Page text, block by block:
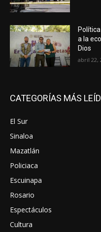
a la
Dios
abril 22,
CATEGORÍAS MÁS
El Sur
Sinaloa
Mazatlán
Policiaca
Escuinapa
Rosario
Espectáculos
Cultura